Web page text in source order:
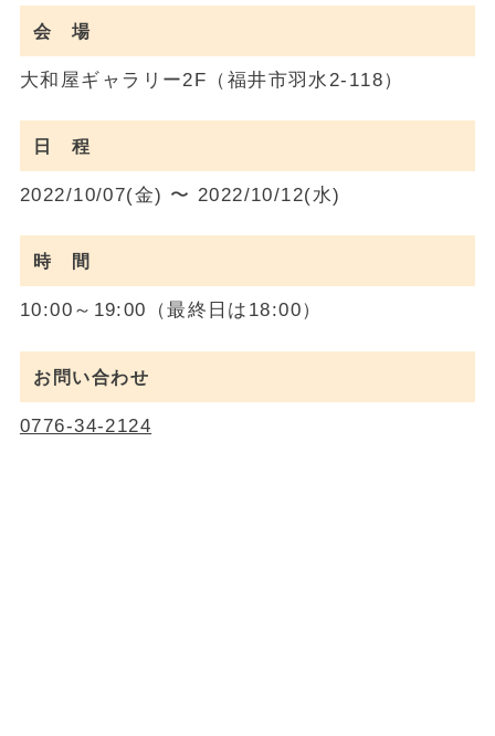
会 場
大和屋ギャラリー2F（福井市羽水2-118）
日 程
2022/10/07(金) 〜 2022/10/12(水)
時 間
10:00～19:00（最終日は18:00）
お問い合わせ
0776-34-2124